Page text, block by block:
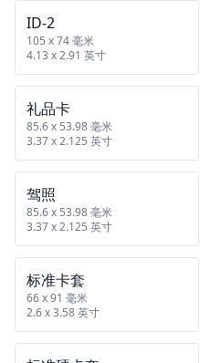
ID‑2
105 x 74 毫米
4.13 x 2.91 英寸
礼品卡
85.6 x 53.98 毫米
3.37 x 2.125 英寸
驾照
85.6 x 53.98 毫米
3.37 x 2.125 英寸
标准卡套
66 x 91 毫米
2.6 x 3.58 英寸